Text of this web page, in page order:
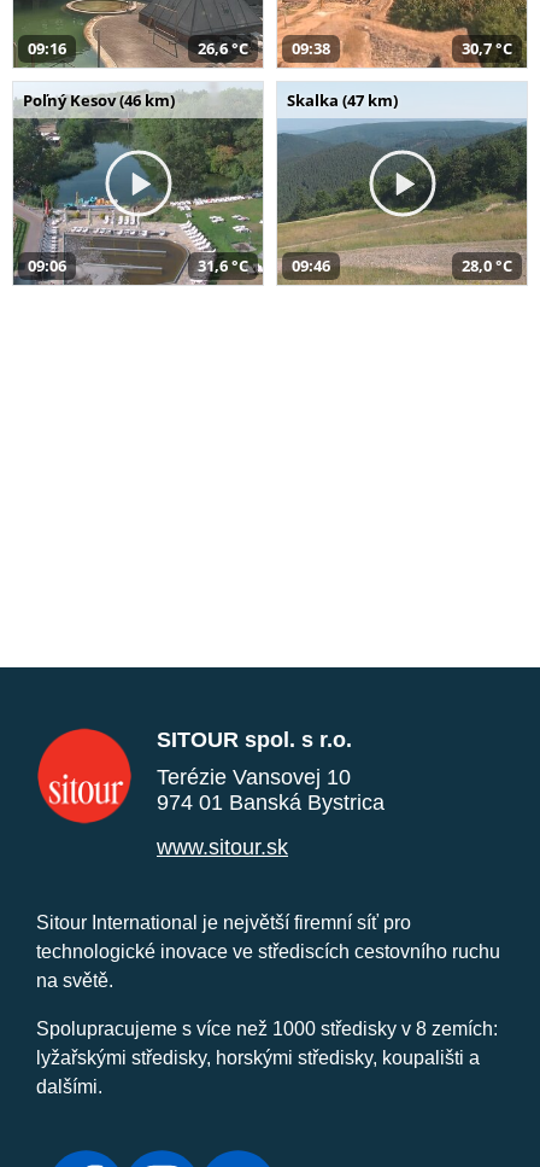
09:16 26,6 °C 09:38 30,7 °C
Poľný Kesov (46 km)
09:06 31,6 °C
Skalka (47 km)
09:46 28,0 °C
SITOUR spol. s r.o.
Terézie Vansovej 10
974 01 Banská Bystrica
www.sitour.sk
Sitour International je největší firemní síť pro
technologické inovace ve střediscích cestovního ruchu
na světě.
Spolupracujeme s více než 1000 středisky v 8 zemích:
lyžařskými středisky, horskými středisky, koupališti a
dalšími.